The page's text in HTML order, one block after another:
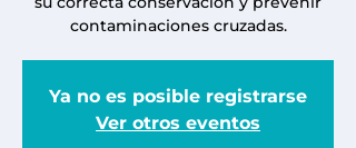
contaminaciones cruzadas.
Ya no es posible registrarse
Ver otros eventos